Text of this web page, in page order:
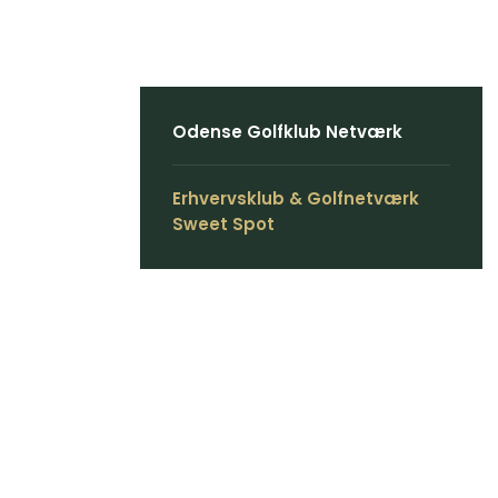
Odense Golfklub Netværk
Erhvervsklub & Golfnetværk
Sweet Spot